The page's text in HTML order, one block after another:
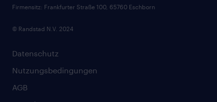
Datenschutz
Nutzungsbedingungen
AGB
Firmensitz: Frankfurter Straße 100, 65760 Eschborn
© Randstad N.V. 2024